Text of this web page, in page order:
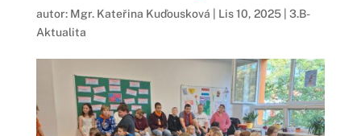
autor: Mgr. Kateřina Kuďousková Lis 10, 2025| 3.B-
Aktualita